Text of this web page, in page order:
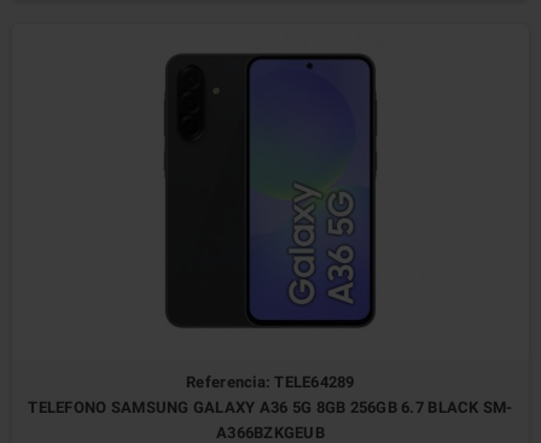
Referencia: TELE64289
TELEFONO SAMSUNG GALAXY A36 5G 8GB 256GB 6.7 BLACK SM-
A366BZKGEUB